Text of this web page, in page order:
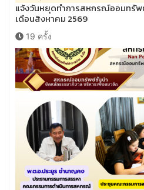
แจ้งวันหยุดทำการสหกรณ์ออมทรัพ
เดือนสิงหาคม 2569
19 ครั้ง